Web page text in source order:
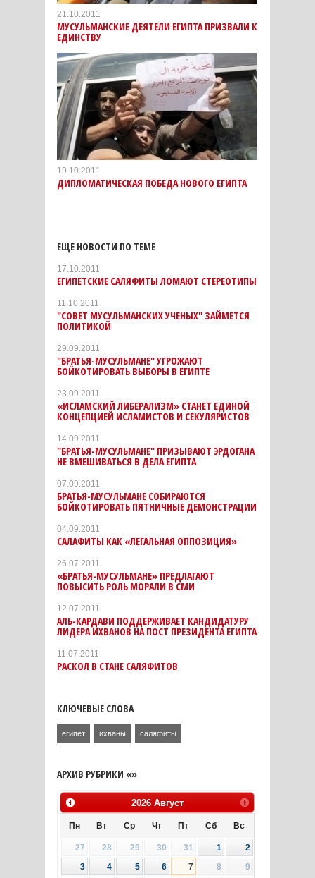
21.10.2011
МУСУЛЬМАНСКИЕ ДЕЯТЕЛИ ЕГИПТА ПРИЗВАЛИ К
ЕДИНСТВУ
19.10.2011
ДИПЛОМАТИЧЕСКАЯ ПОБЕДА НОВОГО ЕГИПТА
ЕЩЕ НОВОСТИ ПО ТЕМЕ
17.10.2011
ЕГИПЕТСКИЕ САЛЯФИТЫ ЛОМАЮТ СТЕРЕОТИПЫ
11.10.2011
"СОВЕТ МУСУЛЬМАНСКИХ УЧЕНЫХ" ЗАЙМЕТСЯ
ПОЛИТИКОЙ
29.09.2011
"БРАТЬЯ-МУСУЛЬМАНЕ" УГРОЖАЮТ
БОЙКОТИРОВАТЬ ВЫБОРЫ В ЕГИПТЕ
23.09.2011
«ИСЛАМСКИЙ ЛИБЕРАЛИЗМ» СТАНЕТ ЕДИНОЙ
КОНЦЕПЦИЕЙ ИСЛАМИСТОВ И СЕКУЛЯРИСТОВ
14.09.2011
"БРАТЬЯ-МУСУЛЬМАНЕ" ПРИЗЫВАЮТ ЭРДОГАНА
НЕ ВМЕШИВАТЬСЯ В ДЕЛА ЕГИПТА
07.09.2011
БРАТЬЯ-МУСУЛЬМАНЕ СОБИРАЮТСЯ
БОЙКОТИРОВАТЬ ПЯТНИЧНЫЕ ДЕМОНСТРАЦИИ
04.09.2011
САЛАФИТЫ КАК «ЛЕГАЛЬНАЯ ОППОЗИЦИЯ»
26.07.2011
«БРАТЬЯ-МУСУЛЬМАНЕ» ПРЕДЛАГАЮТ
ПОВЫСИТЬ РОЛЬ МОРАЛИ В СМИ
12.07.2011
АЛЬ-КАРДАВИ ПОДДЕРЖИВАЕТ КАНДИДАТУРУ
ЛИДЕРА ИХВАНОВ НА ПОСТ ПРЕЗИДЕНТА ЕГИПТА
11.07.2011
РАСКОЛ В СТАНЕ САЛЯФИТОВ
КЛЮЧЕВЫЕ СЛОВА
египет ихваны саляфиты
АРХИВ РУБРИКИ «»
2026 Август
Пн Вт Ср Чт Пт Сб Вс
27 28 29 30 31 1
2
3
4 5 6 7 8
9